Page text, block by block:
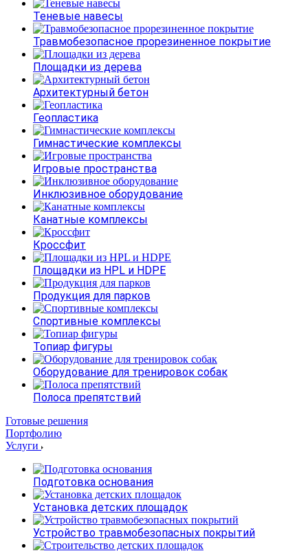
Теневые навесы
Травмобезопасное прорезиненное покрытие
Площадки из дерева
Архитектурный бетон
Геопластика
Гимнастические комплексы
Игровые пространства
Инклюзивное оборудование
Канатные комплексы
Кроссфит
Площадки из HPL и HDPE
Продукция для парков
Спортивные комплексы
Топиар фигуры
Оборудование для тренировок собак
Полоса препятствий
Готовые решения
Портфолию
Услуги
Подготовка основания
Установка детских площадок
Устройство травмобезопасных покрытий